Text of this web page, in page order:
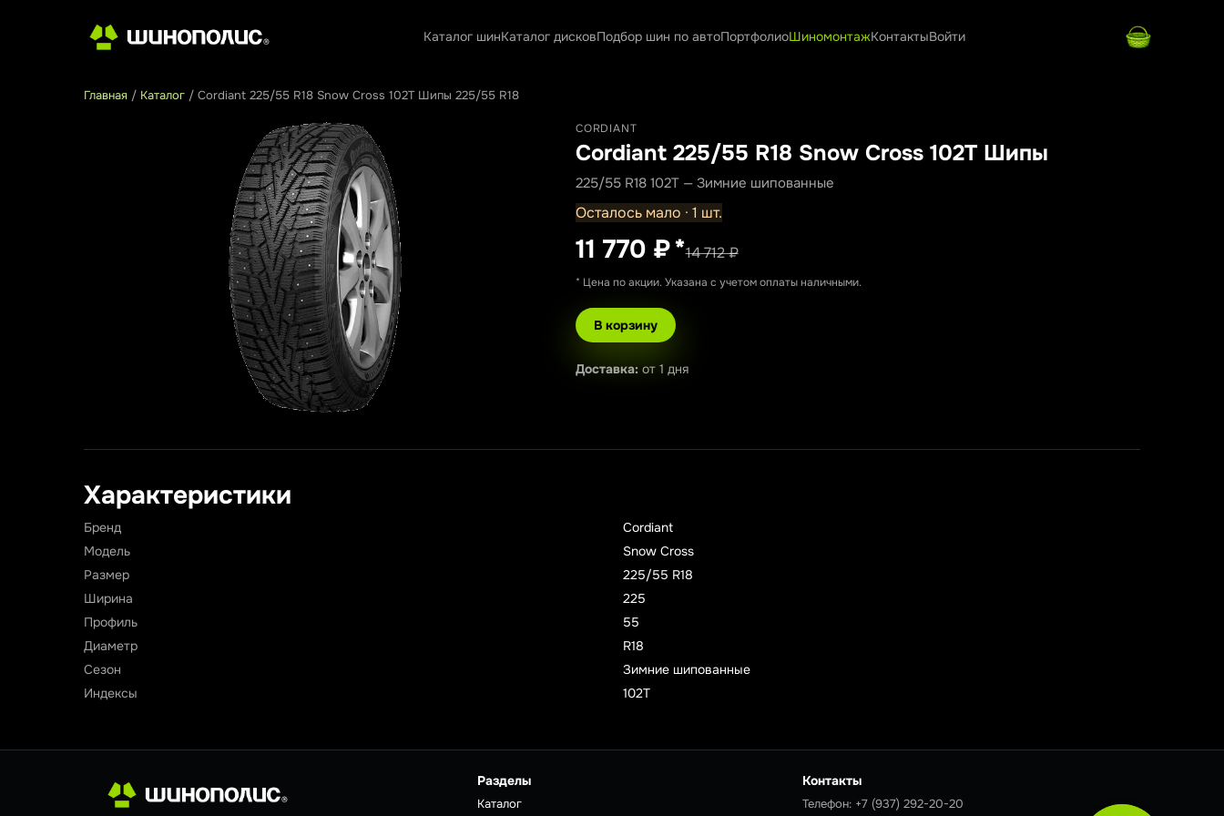
Каталог шинКаталог дисковПодбор шин по автоПортфолиоШиномонтажКонтактыВойти
Главная / Каталог / Cordiant 225/55 R18 Snow Cross 102T Шипы 225/55 R18
CORDIANT
Cordiant 225/55 R18 Snow Cross 102T Шипы
225/55 R18 102T — Зимние шипованные
Осталось мало · 1 шт.
11 770 ₽*14 712 ₽
* Цена по акции. Указана с учетом оплаты наличными.
В корзину
Доставка: от 1 дня
Характеристики
Бренд
Cordiant
Модель
Snow Cross
Размер
225/55 R18
Ширина
225
Профиль
55
Диаметр
R18
Сезон
Зимние шипованные
Индексы
102T
Разделы
Каталог
Контакты
Телефон: +7 (937) 292-20-20